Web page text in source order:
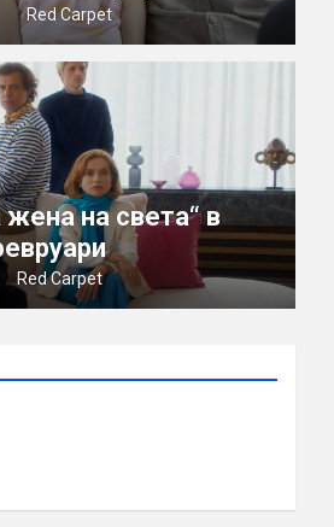
Red Carpet
на света“ в
Red Carpet